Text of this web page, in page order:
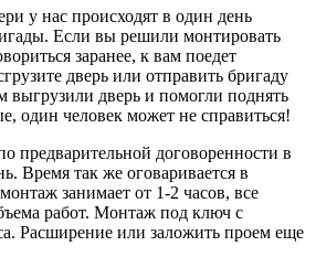
у нас происходят в один день
Если вы решили монтировать
заранее, к вам поедет
дверь или отправить бригаду
выгрузили дверь и помогли поднять
один человек может не справиться!
предварительной договоренности в
Время так же оговаривается в
занимает от 1-2 часов, все
работ. Монтаж под ключ с
Расширение или заложить проем еще